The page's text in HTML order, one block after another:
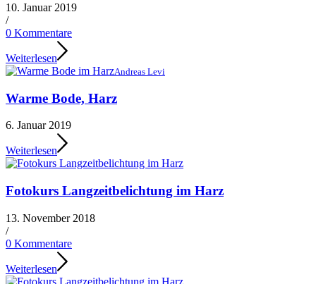
10. Januar 2019
/
0 Kommentare
Weiterlesen
Andreas Levi
Warme Bode, Harz
6. Januar 2019
Weiterlesen
Fotokurs Langzeitbelichtung im Harz
13. November 2018
/
0 Kommentare
Weiterlesen